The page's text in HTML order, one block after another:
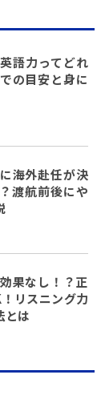
語力ってどれ
の目安と身に
海外赴任が決
渡航前後にや
果なし！？正
リスニング力
とは